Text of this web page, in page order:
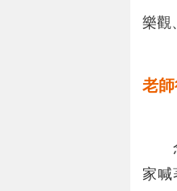
樂觀
老
念
家喊